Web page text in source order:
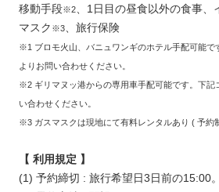
移動手段※2、1日目の昼食以外の食事、
マスク ※3、旅行保険
※1 ブロモ火山、バニュワンギのホテル手配可能で
よりお問い合わせください。
※2 ギリマヌッ港からの専用車手配可能です。下記
い合わせください。
※3 ガスマスクは現地にて有料レンタルあり ( 予約
【 利用規定 】
(1) 予約締切 : 旅行希望日3日前の15:00。